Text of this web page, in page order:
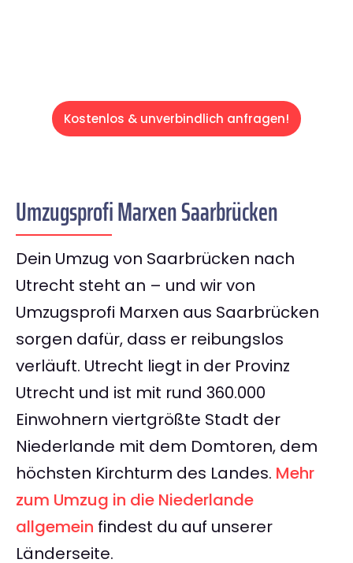
Kostenlos & unverbindlich anfragen!
Umzugsprofi Marxen Saarbrücken
Dein Umzug von Saarbrücken nach
Utrecht steht an – und wir von
Umzugsprofi Marxen aus Saarbrücken
sorgen dafür, dass er reibungslos
verläuft. Utrecht liegt in der Provinz
Utrecht und ist mit rund 360.000
Einwohnern viertgrößte Stadt der
Niederlande mit dem Domtoren, dem
höchsten Kirchturm des Landes. Mehr
zum Umzug in die Niederlande
allgemein findest du auf unserer
Länderseite.